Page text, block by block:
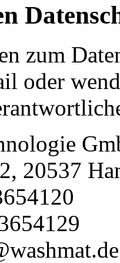
zum
oder
20537